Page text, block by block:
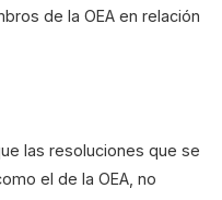
de la OEA en relación
las resoluciones que se
el de la OEA, no